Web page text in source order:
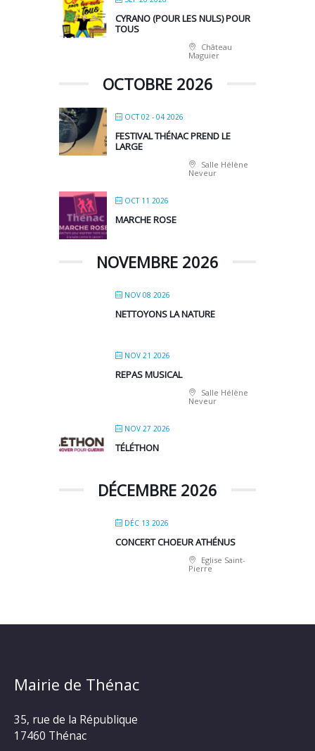
CYRANO (POUR LES NULS) POUR
TOUS
Château
Maguier
OCTOBRE 2026
OCT 02 - 04 2026
FESTIVAL THÉNAC PREND LE
LARGE
Salle Hélène
Neveur
OCT 11 2026
MARCHE ROSE
NOVEMBRE 2026
NOV 08 2026
NETTOYONS LA NATURE
NOV 21 2026
REPAS MUSICAL
Salle Hélène
Neveur
NOV 27 2026
TÉLÉTHON
DÉCEMBRE 2026
DÉC 13 2026
CONCERT CHOEUR ATHÉNUS
Eglise Saint-
Pierre
Mairie de Thénac
35, rue de la République
17460 Thénac